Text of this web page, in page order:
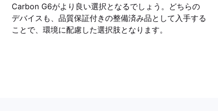
Carbon G6がより良い選択となるでしょう。どちらの
デバイスも、品質保証付きの整備済み品として入手する
ことで、環境に配慮した選択肢となります。